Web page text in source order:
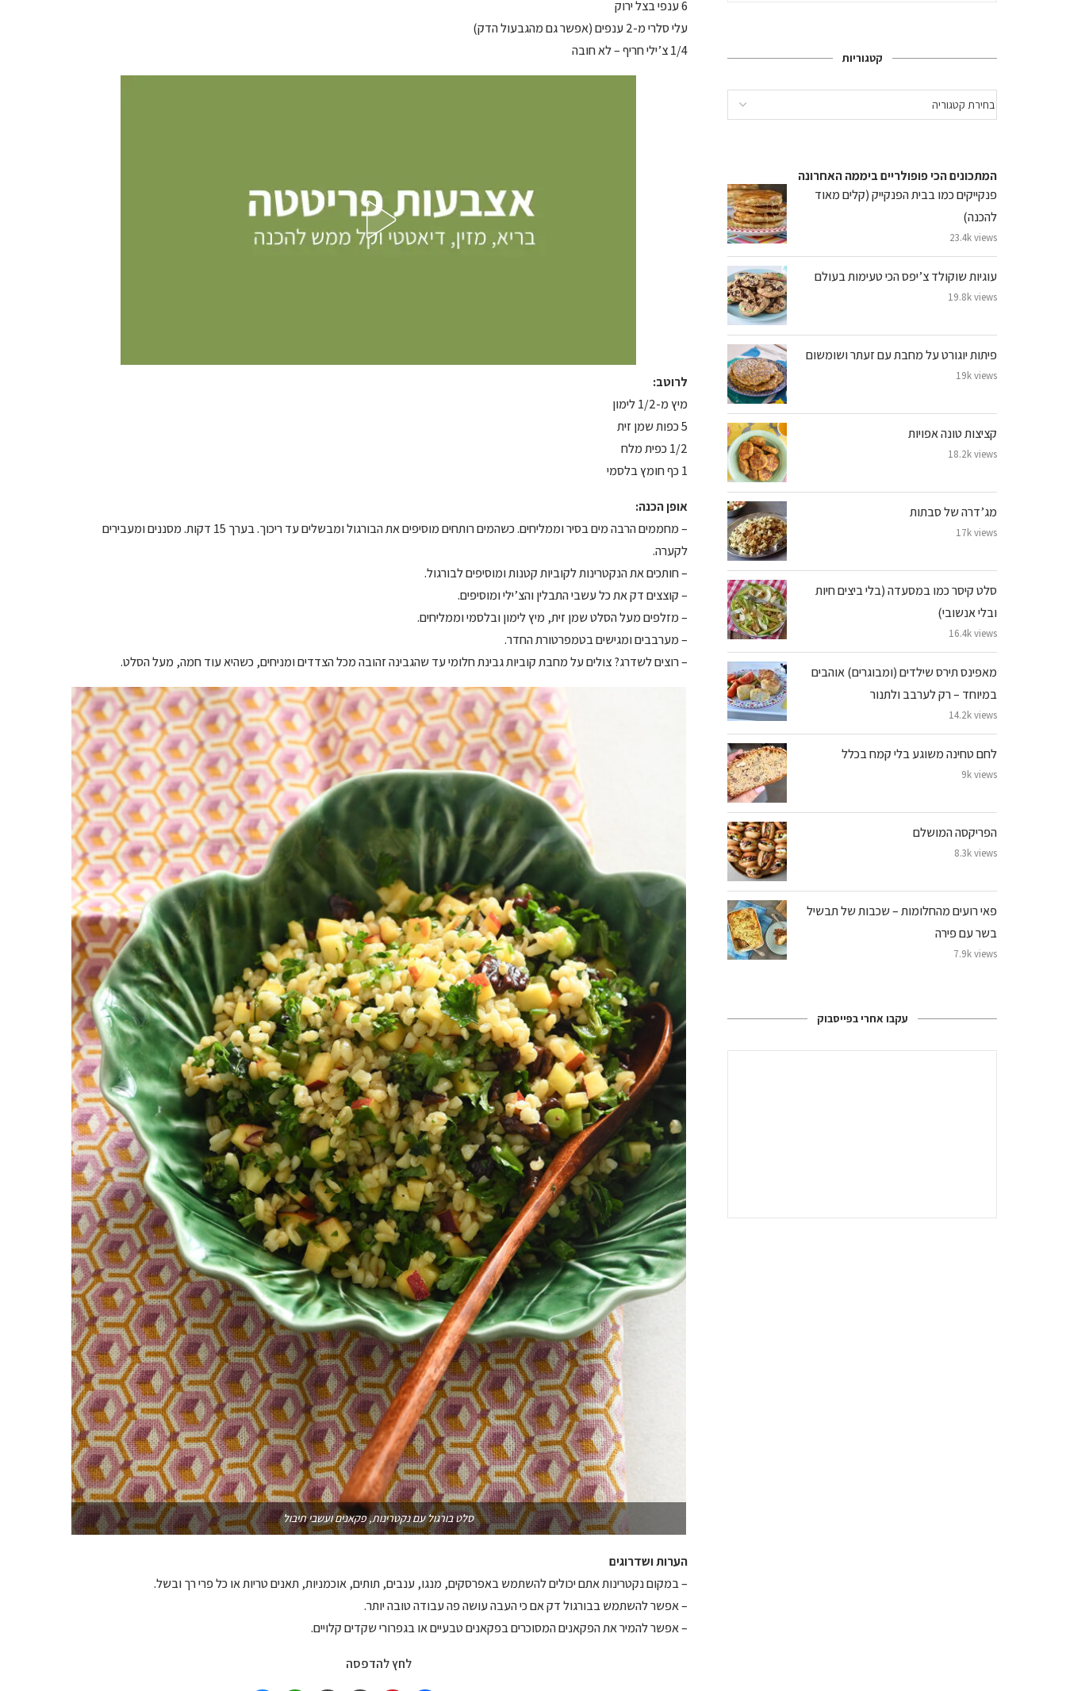
6 ענפי בצל ירוק
עלי סלרי מ-2 ענפים (אפשר גם מהגבעול הדק)
1/4 צ’ילי חריף – לא חובה
לרוטב:
מיץ מ-1/2 לימון
5 כפות שמן זית
1/2 כפית מלח
1 כף חומץ בלסמי
אופן הכנה:
– מחממים הרבה מים בסיר וממליחים. כשהמים רותחים מוסיפים את הבורגול ומבשלים עד ריכוך. בערך 15 דקות. מסננים ומעבירים
לקערה.
– חותכים את הנקטרינות לקוביות קטנות ומוסיפים לבורגול.
– קוצצים דק את כל עשבי התבלין והצ’ילי ומוסיפים.
– מזלפים מעל הסלט שמן זית, מיץ לימון ובלסמי וממליחים.
– מערבבים ומגישים בטמפרטורת החדר.
– רוצים לשדרג? צולים על מחבת קוביות גבינת חלומי עד שהגבינה זהובה מכל הצדדים ומניחים, כשהיא עוד חמה, מעל הסלט.
סלט בורגול עם נקטרינות, פקאנים ועשבי תיבול
הערות ושדרוגים
– במקום נקטרינות אתם יכולים להשתמש באפרסקים, מנגו, ענבים, תותים, אוכמניות, תאנים טריות או כל פרי רך ובשל.
– אפשר להשתמש בבורגול דק אם כי העבה עושה פה עבודה טובה יותר.
– אפשר להמיר את הפקאנים המסוכרים בפקאנים טבעיים או בגפרורי שקדים קלויים.
לחץ להדפסה
קטגוריות
המתכונים הכי פופולריים ביממה האחרונה
פנקייקים כמו בבית הפנקייק (קלים מאוד
להכנה)
23.4k views
עוגיות שוקולד צ’יפס הכי טעימות בעולם
19.8k views
פיתות יוגורט על מחבת עם זעתר ושומשום
19k views
קציצות טונה אפויות
18.2k views
מג’דרה של סבתות
17k views
סלט קיסר כמו במסעדה (בלי ביצים חיות
ובלי אנשובי)
16.4k views
מאפינס תירס שילדים (ומבוגרים) אוהבים
במיוחד – רק לערבב ולתנור
14.2k views
לחם טחינה משוגע בלי קמח בכלל
9k views
הפריקסה המושלם
8.3k views
פאי רועים מהחלומות – שכבות של תבשיל
בשר עם פירה
7.9k views
עקבו אחרי בפייסבוק